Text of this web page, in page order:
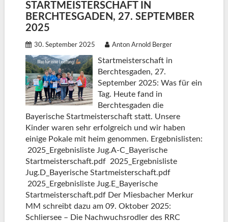
STARTMEISTERSCHAFT IN
BERCHTESGADEN, 27. SEPTEMBER
2025
30. September 2025 Anton Arnold Berger
Startmeisterschaft in
Berchtesgaden, 27.
September 2025: Was für ein
Tag. Heute fand in
Berchtesgaden die
Bayerische Startmeisterschaft statt. Unsere
Kinder waren sehr erfolgreich und wir haben
einige Pokale mit heim genommen. Ergebnislisten:
2025_Ergebnisliste Jug.A-C_Bayerische
Startmeisterschaft.pdf 2025_Ergebnisliste
Jug.D_Bayerische Startmeisterschaft.pdf
2025_Ergebnisliste Jug.E_Bayerische
Startmeisterschaft.pdf Der Miesbacher Merkur
MM schreibt dazu am 09. Oktober 2025:
Schliersee – Die Nachwuchsrodler des RRC